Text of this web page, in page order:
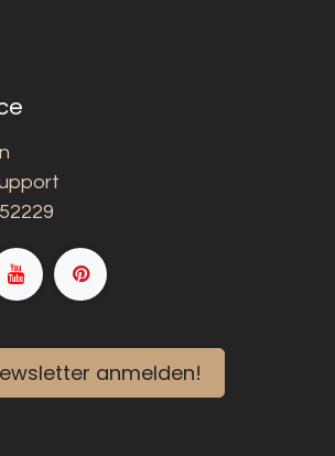
anmelden!